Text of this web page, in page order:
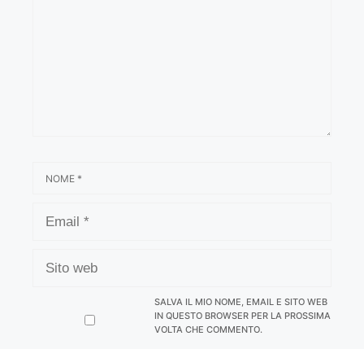
WEB
SALVA IL MIO NOME, EMAIL E SITO WEB
IN QUESTO BROWSER PER LA PROSSIMA
VOLTA CHE COMMENTO.